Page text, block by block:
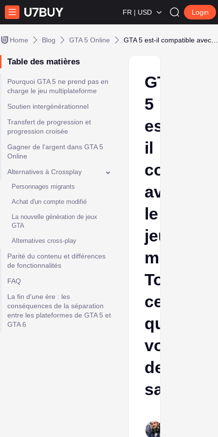
FR | USD Login
Home Blog GTA 5 Online
Table des matières
Pourquoi GTA 5 ne prend pas en
charge le jeu multiplateforme
Soutien intergénérationnel
Transfert de progression et
progression croisée
Gagner de l'argent dans GTA 5
Online
Alternatives à Crossplay
Personnages migrants
Achat d'un compte modifié
La nouvelle génération de jeux
GTA
Alternatives cross-play
Parité du contenu et différences
de fonctionnalités
FAQ
La fin d'une ère : les
conséquences de la séparation
entre les plateformes de GTA 5 et
GTA 6
GTA
5
est-
il
avec
le
jeu
Tout
ce
que
vous
devez
savoir